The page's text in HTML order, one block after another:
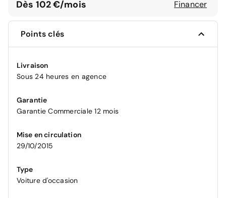
Dès 102 €/mois Financer
Points clés
Livraison
Sous 24 heures en agence
Garantie
Garantie Commerciale 12 mois
Mise en circulation
29/10/2015
Type
Voiture d'occasion